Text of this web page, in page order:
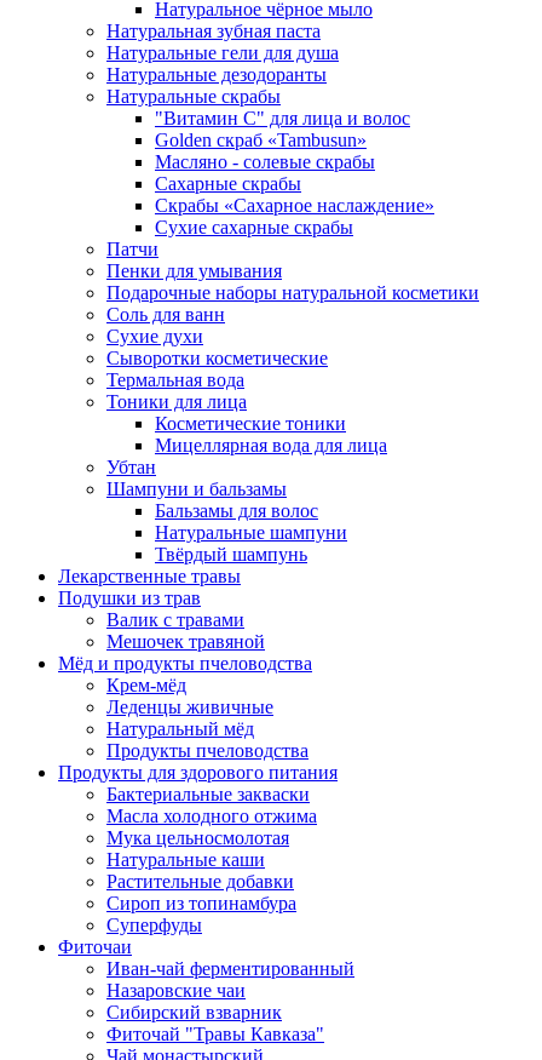
Натуральное чёрное мыло
Натуральная зубная паста
Натуральные гели для душа
Натуральные дезодоранты
Натуральные скрабы
"Витамин С" для лица и волос
Golden скраб «Tambusun»
Масляно - солевые скрабы
Сахарные скрабы
Скрабы «Сахарное наслаждение»
Сухие сахарные скрабы
Патчи
Пенки для умывания
Подарочные наборы натуральной косметики
Соль для ванн
Сухие духи
Сыворотки косметические
Термальная вода
Тоники для лица
Косметические тоники
Мицеллярная вода для лица
Убтан
Шампуни и бальзамы
Бальзамы для волос
Натуральные шампуни
Твёрдый шампунь
Лекарственные травы
Подушки из трав
Валик с травами
Мешочек травяной
Мёд и продукты пчеловодства
Крем-мёд
Леденцы живичные
Натуральный мёд
Продукты пчеловодства
Продукты для здорового питания
Бактериальные закваски
Масла холодного отжима
Мука цельносмолотая
Натуральные каши
Растительные добавки
Сироп из топинамбура
Суперфуды
Фиточаи
Иван-чай ферментированный
Назаровские чаи
Сибирский взварник
Фиточай "Травы Кавказа"
Чай монастырский